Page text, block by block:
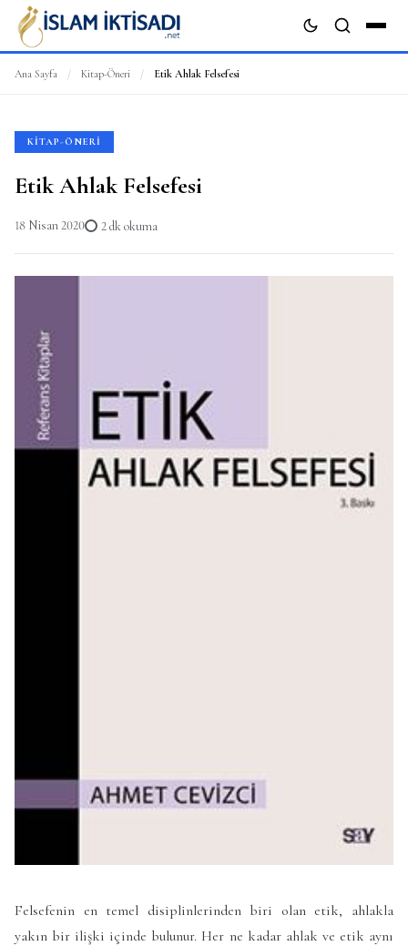
Ana Sayfa / Kitap-Öneri / Etik Ahlak Felsefesi
KITAP-ÖNERI
Etik Ahlak Felsefesi
18 Nisan 2020 2 dk okuma
Felsefenin en temel disiplinlerinden biri olan etik, ahlakla
yakın bir ilişki içinde bulunur. Her ne kadar ahlak ve etik aynı